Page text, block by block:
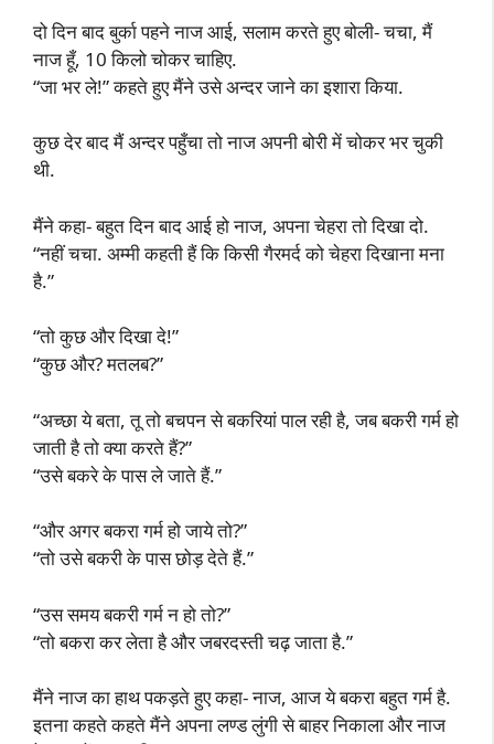
दो दिन बाद बुर्का पहने नाज आई, सलाम करते हुए बोली- चचा, मैं
नाज हूँ, 10 किलो चोकर चाहिए.
“जा भर ले!” कहते हुए मैंने उसे अन्दर जाने का इशारा किया.
कुछ देर बाद मैं अन्दर पहुँचा तो नाज अपनी बोरी में चोकर भर चुकी
थी.
मैंने कहा- बहुत दिन बाद आई हो नाज, अपना चेहरा तो दिखा दो.
“नहीं चचा. अम्मी कहती हैं कि किसी गैरमर्द को चेहरा दिखाना मना
है.”
“तो कुछ और दिखा दे!”
“कुछ और? मतलब?”
“अच्छा ये बता, तू तो बचपन से बकरियां पाल रही है, जब बकरी गर्म हो
जाती है तो क्या करते हैं?”
“उसे बकरे के पास ले जाते हैं.”
“और अगर बकरा गर्म हो जाये तो?”
“तो उसे बकरी के पास छोड़ देते हैं.”
“उस समय बकरी गर्म न हो तो?”
“तो बकरा कर लेता है और जबरदस्ती चढ़ जाता है.”
मैंने नाज का हाथ पकड़ते हुए कहा- नाज, आज ये बकरा बहुत गर्म है.
इतना कहते कहते मैंने अपना लण्ड लुंगी से बाहर निकाला और नाज